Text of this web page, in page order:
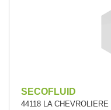
SECOFLUID
44118 LA